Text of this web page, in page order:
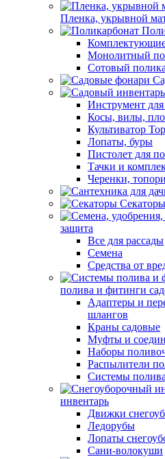
Пленка, укрывной
Монолитный
Сотовый
Инструмент для
Косы, вилы,
Культиватор
Лопаты, буры
Пистолет для
Тачки и
Черенки,
Секаторы
защита
Все для рассады
Семена
Средства от
полива и фитинги
Адаптеры и
шлангов
Краны садовые
Муфты и
Наборы
Распылители
Системы полива
инвентарь
Движки
Ледорубы
Лопаты
Сани-волокуши